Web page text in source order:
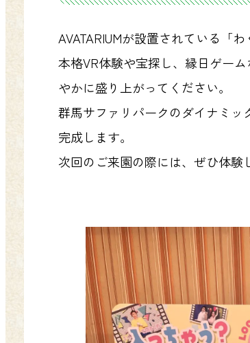
AVATARIUMが設置されている「
本格VR体験や宝探し、縁日ゲー
やかに盛り上がってください。
群馬サファリパークのダイナミ
完成します。
次回のご来園の際には、ぜひ体験